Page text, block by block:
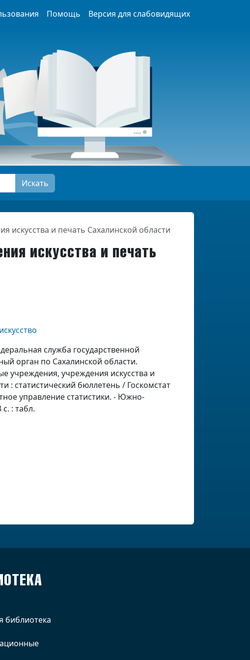
Помощь Версия для слабовидящих
Искать
искусства и печать Сахалинской области
искусства и печать
служба государственной
орган по Сахалинской области.
учреждения, учреждения искусства и
: статистический бюллетень / Госкомстат
управление статистики. - Южно-
: табл.
библиотека